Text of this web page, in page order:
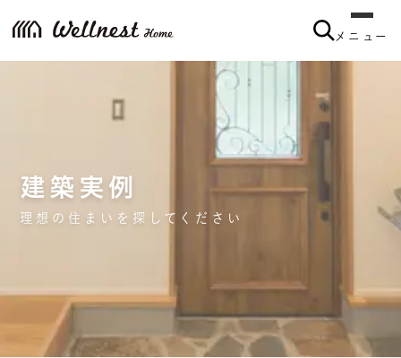
メニュー
メニュー
建築実例
理想の住まいを探してください